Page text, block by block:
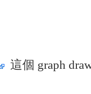
這個 graph